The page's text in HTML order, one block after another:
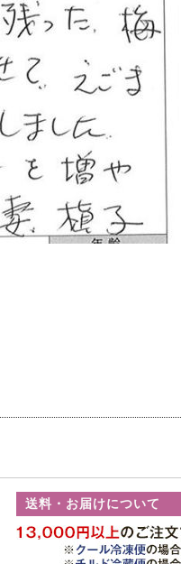
送料・お届けについて